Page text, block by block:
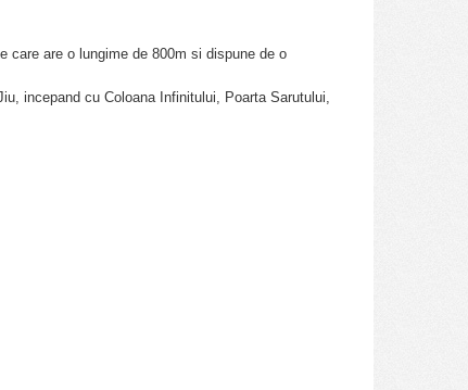
care are o lungime de 800m si dispune de o
incepand cu Coloana Infinitului, Poarta Sarutului,